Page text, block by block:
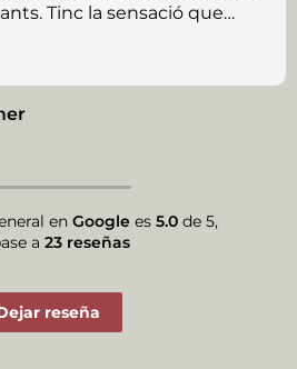
Tinc la sensació que
tram per recórrer
en Googlees 5.0de 5,
a 23 reseñas
reseña